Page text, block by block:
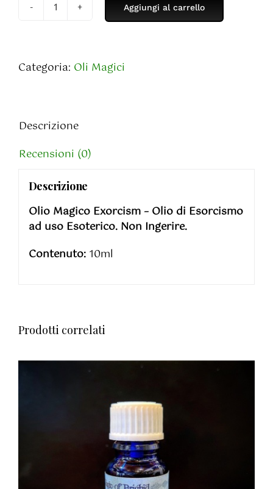
Olio
Olio
quantità
Aggiungi al carrello
Categoria: Oli Magici
Descrizione
Recensioni (0)
Descrizione
Olio Magico Exorcism – Olio di Esorcismo
ad uso Esoterico. Non Ingerire.
Contenuto:10ml
Prodotti correlati
AGGIUNGI AL CARRELLO /